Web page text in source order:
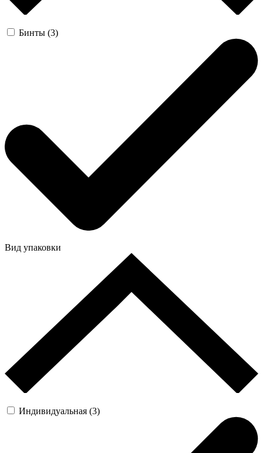
Бинты (3)
Вид упаковки
Индивидуальная (3)